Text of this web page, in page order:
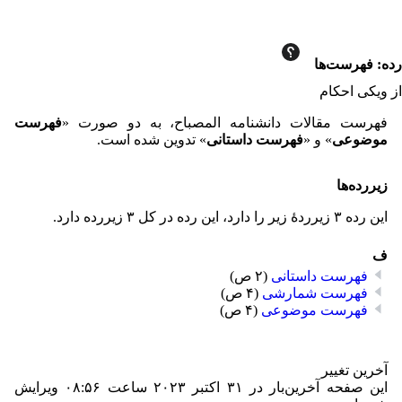
رده: فهرست‌ها
از ویکی احکام
فهرست مقالات دانشنامه المصباح، به دو صورت «فهرست
موضوعی» و «فهرست داستانی» تدوین شده است.
زیررده‌ها
این رده ۳ زیرردۀ زیر را دارد، این رده در کل ۳ زیررده دارد.
ف
فهرست داستانی (۲ ص)
فهرست شمارشی (۴ ص)
فهرست موضوعی (۴ ص)
آخرین تغییر
این صفحه آخرین‌بار در ‏۳۱ اکتبر ۲۰۲۳ ساعت ‏۰۸:۵۶ ویرایش